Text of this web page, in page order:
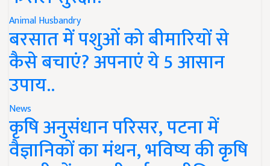
Animal Husbandry
बरसात में पशुओं को बीमारियों से
कैसे बचाएं? अपनाएं ये 5 आसान
उपाय..
News
कृषि अनुसंधान परिसर, पटना में
वैज्ञानिकों का मंथन, भविष्य की कृषि